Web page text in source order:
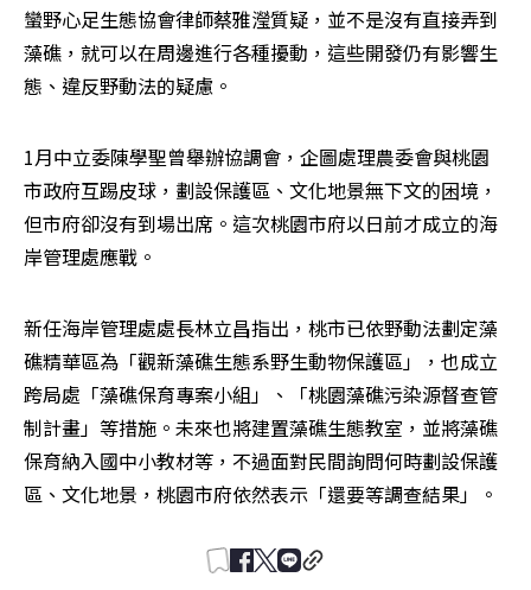
蠻野心足生態協會律師蔡雅瀅質疑，並不是沒有直接弄到
藻礁，就可以在周邊進行各種擾動，這些開發仍有影響生
態、違反野動法的疑慮。
1月中立委陳學聖曾舉辦協調會，企圖處理農委會與桃園
市政府互踢皮球，劃設保護區、文化地景無下文的困境，
但市府卻沒有到場出席。這次桃園市府以日前才成立的海
岸管理處應戰。
新任海岸管理處處長林立昌指出，桃市已依野動法劃定藻
礁精華區為「觀新藻礁生態系野生動物保護區」，也成立
跨局處「藻礁保育專案小組」、「桃園藻礁污染源督查管
制計畫」等措施。未來也將建置藻礁生態教室，並將藻礁
保育納入國中小教材等，不過面對民間詢問何時劃設保護
區、文化地景，桃園市府依然表示「還要等調查結果」。